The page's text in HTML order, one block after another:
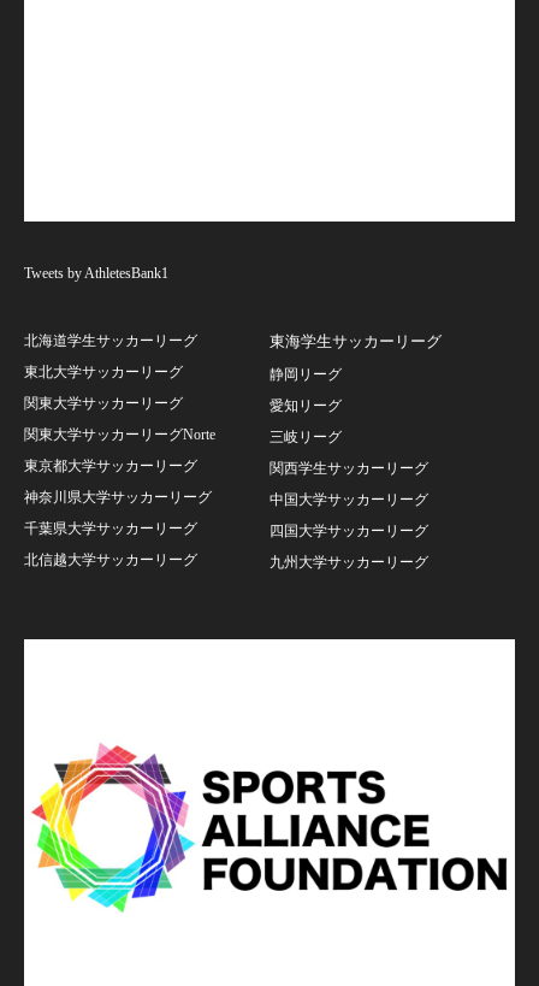
Tweets by AthletesBank1
北海道学生サッカーリーグ
東北大学サッカーリーグ
関東大学サッカーリーグ
関東大学サッカーリーグNorte
東京都大学サッカーリーグ
神奈川県大学サッカーリーグ
千葉県大学サッカーリーグ
北信越大学サッカーリーグ
東海学生サッカーリーグ
静岡リーグ
愛知リーグ
三岐リーグ
関西学生サッカーリーグ
中国大学サッカーリーグ
四国大学サッカーリーグ
九州大学サッカーリーグ